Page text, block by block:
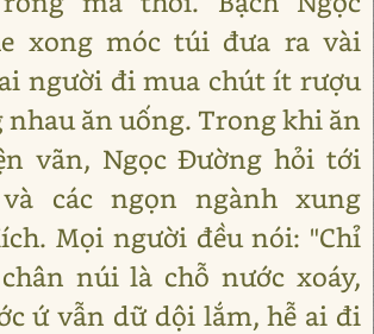
xong móc túi đưa ra vài
người đi mua chút ít rượu
ăn uống. Trong khi ăn
vãn, Ngọc Đường hỏi tới
các ngọn ngành xung
Mọi người đều nói: "Chỉ
núi là chỗ nước xoáy,
ứ vẫn dữ dội lắm, hễ ai đi